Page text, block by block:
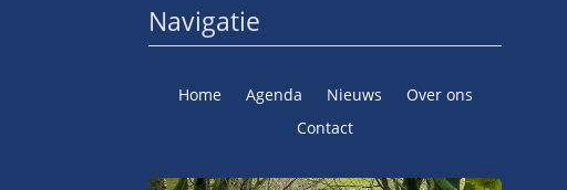
Navigatie
Home Agenda Nieuws
Over ons
Contact